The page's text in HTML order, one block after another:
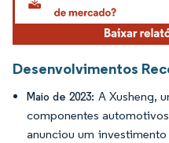
Desenvolvimentos
Maio de 2023: A Xusheng,
componentes
anunciou um